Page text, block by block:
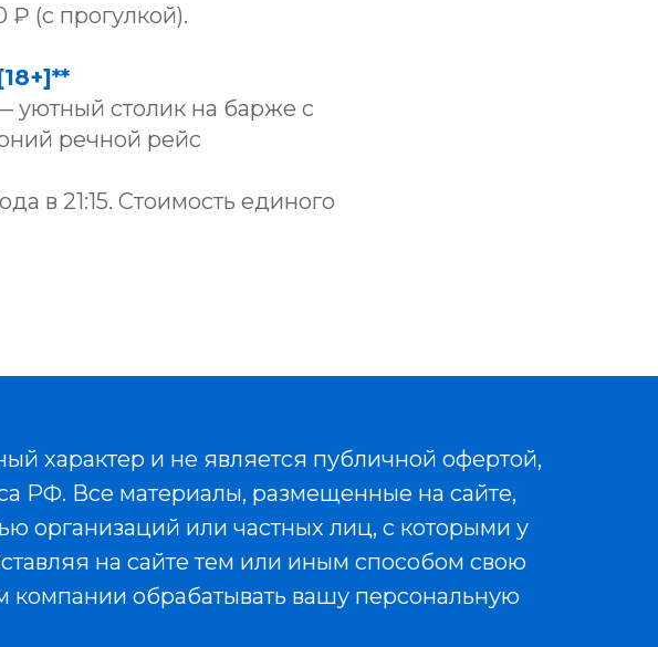
₽ (с прогулкой).
уютный столик на барже с
речной рейс
в 21:15. Стоимость единого
характер и не является публичной офертой,
РФ. Все материалы, размещенные на сайте,
организаций или частных лиц, с которыми у
на сайте тем или иным способом свою
обрабатывать вашу персональную